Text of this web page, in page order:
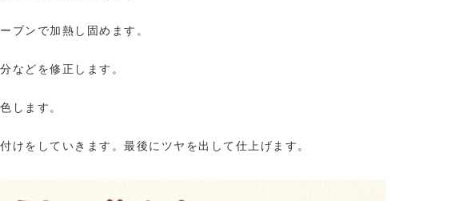
ブンで加熱し固めます。
などを修正します。
します。
けをしていきます。最後にツヤを出して仕上げます。